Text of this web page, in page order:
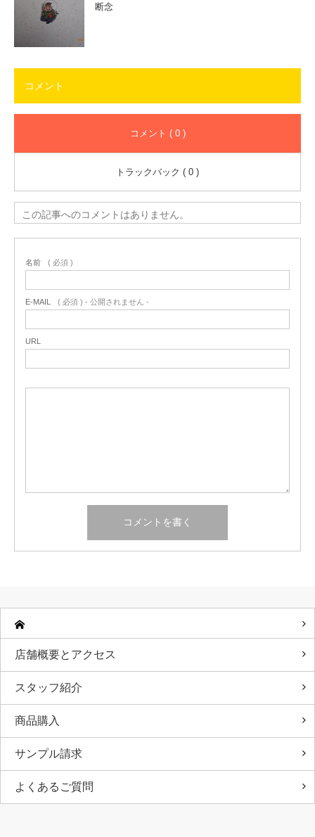
断念
コメント
コメント ( 0 )
トラックバック ( 0 )
この記事へのコメントはありません。
名前 ( 必須 )
E-MAIL ( 必須 ) - 公開されません -
URL
店舗概要とアクセス
スタッフ紹介
商品購入
サンプル請求
よくあるご質問